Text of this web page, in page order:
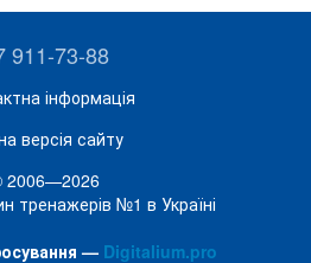
911-73-88
інформація
версія сайту
2006—2026
тренажерів №1 в Україні
— Digitalium.pro